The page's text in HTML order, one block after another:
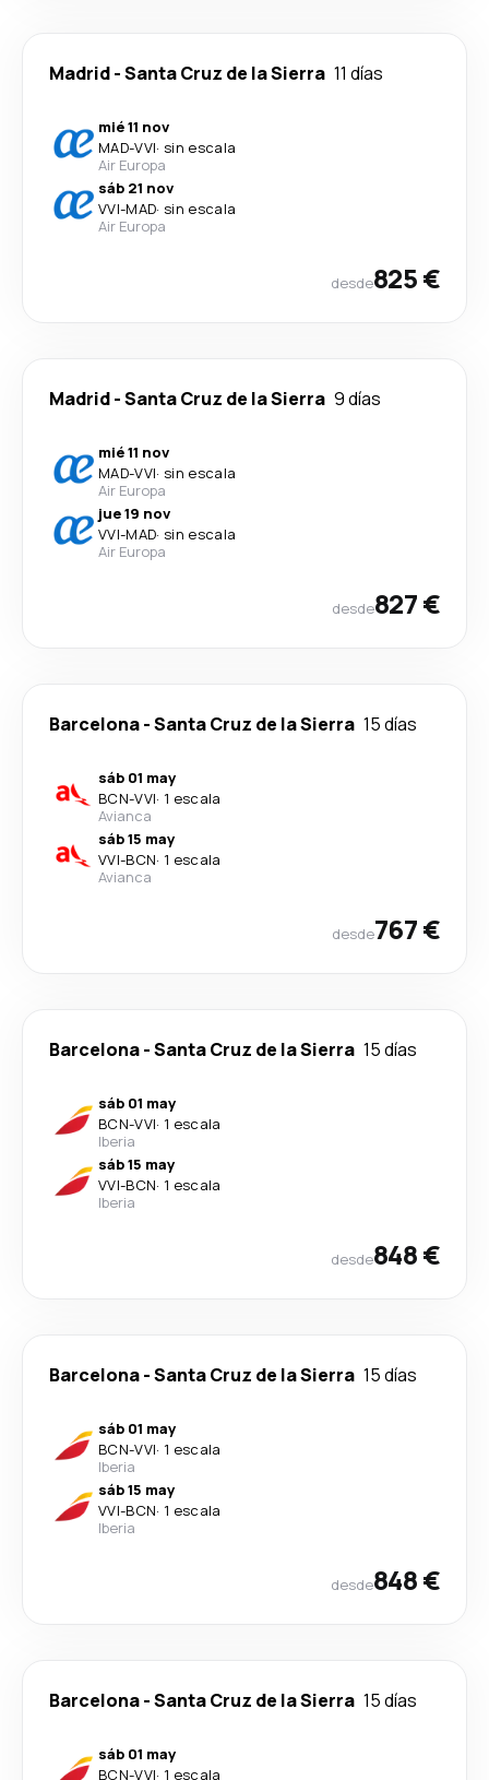
Madrid-Santa Cruz de la Sierra 11 días
mié 11 nov
MAD-VVI· sin escala
Air Europa
sáb 21 nov
VVI-MAD· sin escala
Air Europa
desde825 €
Madrid-Santa Cruz de la Sierra 9 días
mié 11 nov
MAD-VVI· sin escala
Air Europa
jue 19 nov
VVI-MAD· sin escala
Air Europa
desde827 €
Barcelona-Santa Cruz de la Sierra 15 días
sáb 01 may
BCN-VVI· 1 escala
Avianca
sáb 15 may
VVI-BCN· 1 escala
Avianca
desde767 €
Barcelona-Santa Cruz de la Sierra 15 días
sáb 01 may
BCN-VVI· 1 escala
Iberia
sáb 15 may
VVI-BCN· 1 escala
Iberia
desde848 €
Barcelona-Santa Cruz de la Sierra 15 días
sáb 01 may
BCN-VVI· 1 escala
Iberia
sáb 15 may
VVI-BCN· 1 escala
Iberia
desde848 €
Barcelona-Santa Cruz de la Sierra 15 días
sáb 01 may
BCN-VVI· 1 escala